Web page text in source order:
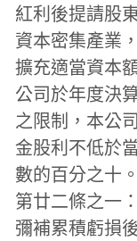
紅利後提請股
資本密集產業
擴充適當資本
公司於年度決
之限制，本公
金股利不低於
數的百分之十。
第廿二條之一
彌補累積虧損